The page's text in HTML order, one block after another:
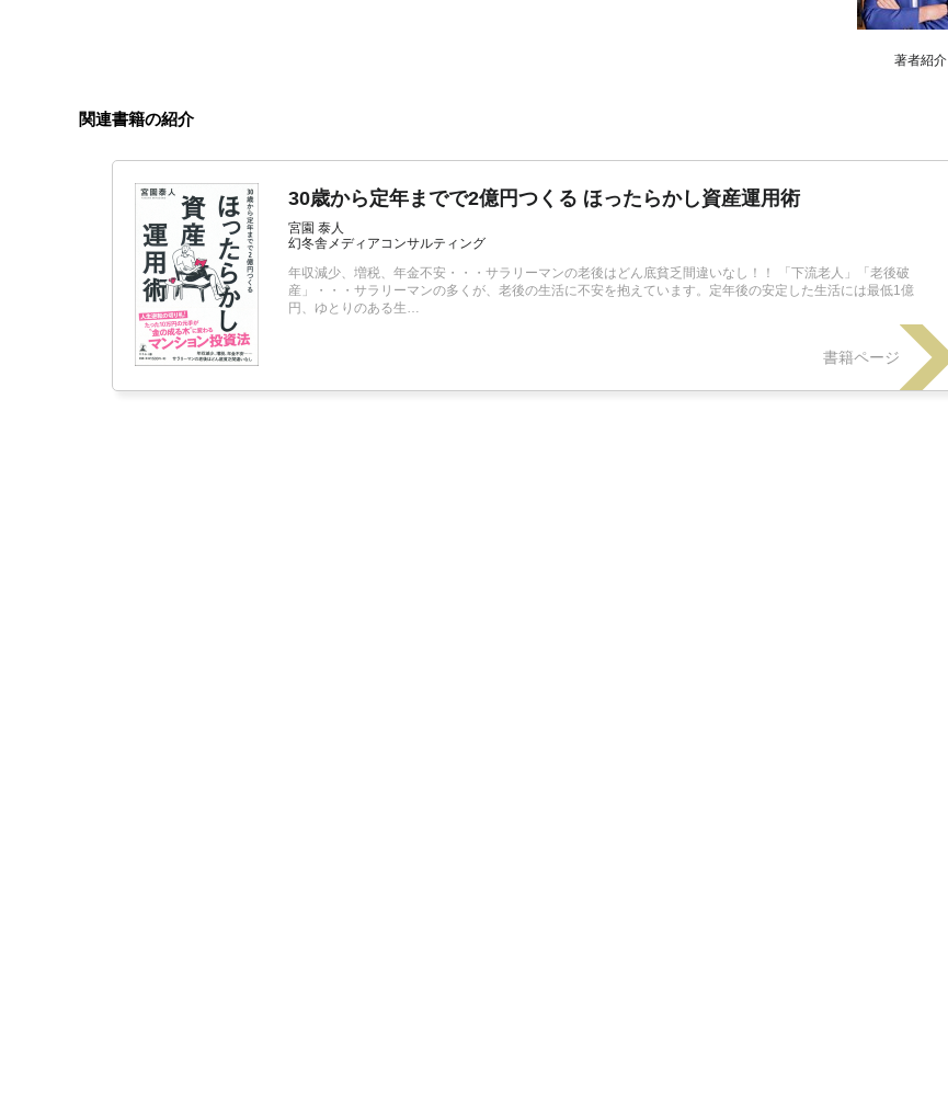
著者紹介
関連書籍の紹介
30歳から定年までで2億円つくる ほったらかし資産運用術
宮園 泰人
幻冬舎メディアコンサルティング
年収減少、増税、年金不安・・・サラリーマンの老後はどん底貧乏間違いなし！！ 「下流老人」「老後破
産」・・・サラリーマンの多くが、老後の生活に不安を抱えています。定年後の安定した生活には最低1億
円、ゆとりのある生…
書籍ページ